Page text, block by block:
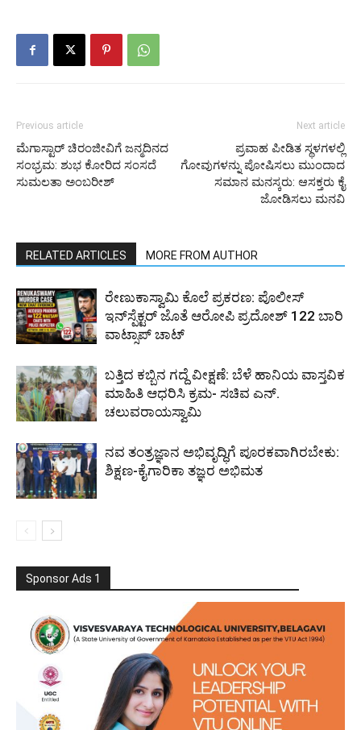
Previous article
ಮೆಗಾಸ್ಟಾರ್ ಚಿರಂಜೀವಿಗೆ ಜನ್ಮದಿನದ
ಸಂಭ್ರಮ: ಶುಭ ಕೋರಿದ ಸಂಸದೆ
ಸುಮಲತಾ ಅಂಬರೀಶ್
Next article
ಪ್ರವಾಹ ಪೀಡಿತ ಸ್ಥಳಗಳಲ್ಲಿ
ಗೋವುಗಳನ್ನು ಪೋಷಿಸಲು ಮುಂದಾದ
ಸಮಾನ ಮನಸ್ಕರು: ಆಸಕ್ತರು ಕೈ
ಜೋಡಿಸಲು ಮನವಿ
RELATED ARTICLES MORE FROM AUTHOR
ರೇಣುಕಾಸ್ವಾಮಿ ಕೊಲೆ ಪ್ರಕರಣ: ಪೊಲೀಸ್
ಇನ್‌ಸ್ಪೆಕ್ಟರ್‌ ಜೊತೆ ಆರೋಪಿ ಪ್ರದೋಶ್‌ 122 ಬಾರಿ
ವಾಟ್ಸಾಪ್ ಚಾಟ್
ಬತ್ತಿದ ಕಬ್ಬಿನ ಗದ್ದೆ ವೀಕ್ಷಣೆ: ಬೆಳೆ ಹಾನಿಯ ವಾಸ್ತವಿಕ
ಮಾಹಿತಿ ಆಧರಿಸಿ ಕ್ರಮ- ಸಚಿವ ಎನ್.
ಚಲುವರಾಯಸ್ವಾಮಿ
ನವ ತಂತ್ರಜ್ಞಾನ ಅಭಿವೃದ್ಧಿಗೆ ಪೂರಕವಾಗಿರಬೇಕು:
ಶಿಕ್ಷಣ-ಕೈಗಾರಿಕಾ ತಜ್ಞರ ಅಭಿಮತ
Sponsor Ads 1